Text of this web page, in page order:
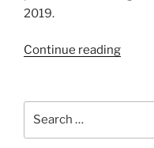
2019.
Continue reading